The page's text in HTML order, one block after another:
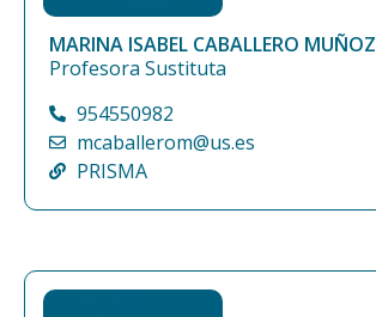
MARINA ISABEL CABALLERO MUÑOZ
Profesora Sustituta
954550982
mcaballerom@us.es
PRISMA